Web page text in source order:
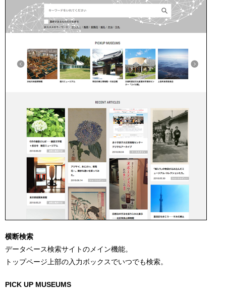
横断検索
データベース検索サイトのメイン機能。
トップページ上部の入力ボックスでいつでも検索。
PICK UP MUSEUMS